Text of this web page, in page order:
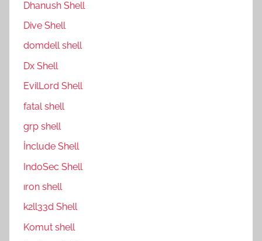
Dhanush Shell
Dive Shell
domdell shell
Dx Shell
EvilLord Shell
fatal shell
grp shell
İnclude Shell
IndoSec Shell
ıron shell
k2ll33d Shell
Komut shell